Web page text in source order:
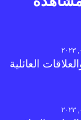
العائلية